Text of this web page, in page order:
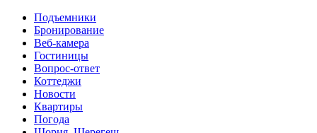
Перейти к основному содержанию
Подъемники
Бронирование
Веб-камера
Гостиницы
Вопрос-ответ
Коттеджи
Новости
Квартиры
Погода